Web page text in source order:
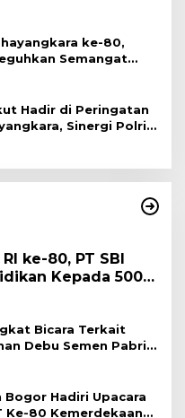
ke-80,
Semangat
Pererat Kebersamaan
Hadir di Peringatan
Sinergi Polri
Jadi Kunci Menjaga
ke-80, PT SBI
Kepada 500
Bicara Terkait
Debu Semen Pabrik
Bogor Hadiri Upacara
Ke-80 Kemerdekaan